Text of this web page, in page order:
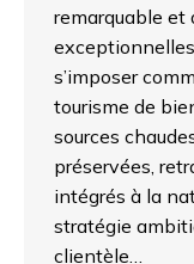
remarquable et
s’imposer
tourisme de
sources
préservées,
intégrés à la
stratégie
clientèle…